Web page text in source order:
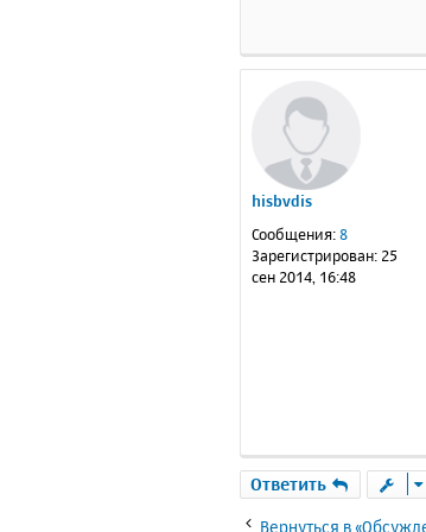
hisbvdis
Сообщения:8
Зарегистрирован: 25
сен 2014, 16:48
Ответить
Вернуться в